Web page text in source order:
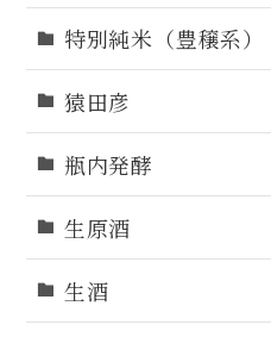
特別純米（豊穣系）
猿田彦
瓶内発酵
生原酒
生酒